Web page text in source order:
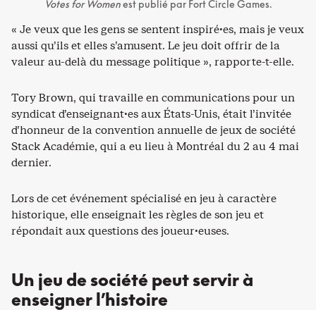
Votes for Womenest publié par Fort Circle Games.
« Je veux que les gens se sentent inspiré·es, mais je veux
aussi qu’ils et elles s’amusent. Le jeu doit offrir de la
valeur au-delà du message politique », rapporte-t-elle.
Tory Brown, qui travaille en communications pour un
syndicat d’enseignant·es aux États-Unis, était l’invitée
d’honneur de la convention annuelle de jeux de société
Stack Académie, qui a eu lieu à Montréal du 2 au 4 mai
dernier.
Lors de cet événement spécialisé en jeu à caractère
historique, elle enseignait les règles de son jeu et
répondait aux questions des joueur·euses.
Un jeu de société peut servir à
enseigner l’histoire